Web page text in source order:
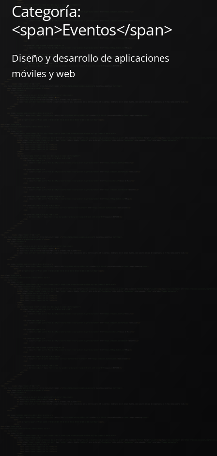
Categoría:
<span>Eventos</span>
Diseño y desarrollo de aplicaciones
móviles y web